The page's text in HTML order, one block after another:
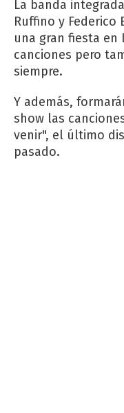
La banda
Ruffino y Federico
una gran fiesta en
canciones pero
siempre.
Y además,
show las
venir", el último
pasado.